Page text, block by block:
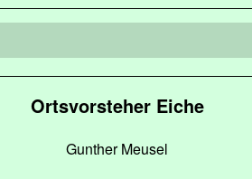
Ortsvorsteher Eiche
Gunther Meusel